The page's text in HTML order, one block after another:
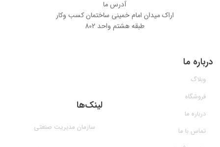
آدرس ما
اراک میدان امام خمینی ساختمان کسب وکار
طبقه هشتم واحد 802
وبلاگ
فروشگاه
درباره ما
تماس با ما
درباره ما
لینک‌ها
سازمان مدیریت صنعتی